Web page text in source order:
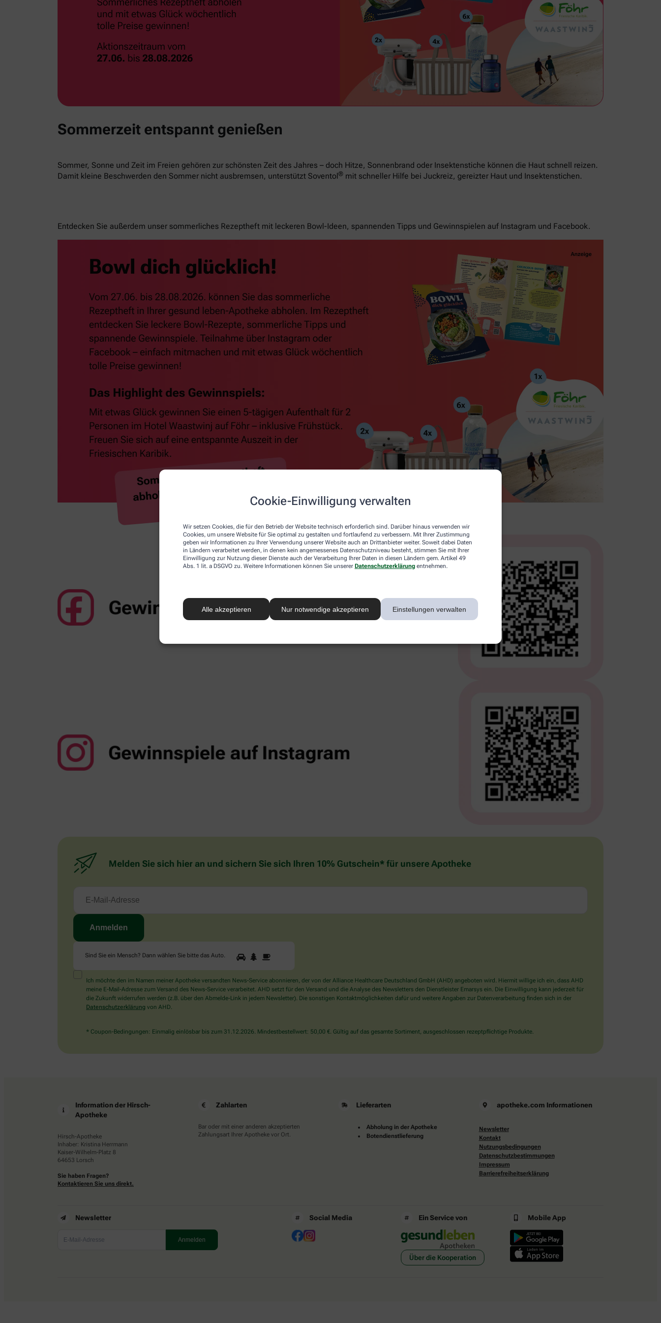
Cookie-Einwilligung verwalten
Wir setzen Cookies, die für den Betrieb der Website technisch erforderlich sind. Darüber hinaus verwenden wir
Cookies, um unsere Website für Sie optimal zu gestalten und fortlaufend zu verbessern. Mit Ihrer Zustimmung
geben wir Informationen zu Ihrer Verwendung unserer Website auch an Drittanbieter weiter. Soweit dabei Daten
in Ländern verarbeitet werden, in denen kein angemessenes Datenschutzniveau besteht, stimmen Sie mit Ihrer
Einwilligung zur Nutzung dieser Dienste auch der Verarbeitung Ihrer Daten in diesen Ländern gem. Artikel 49
Abs. 1 lit. a DSGVO zu. Weitere Informationen können Sie unserer Datenschutzerklärung entnehmen.
Alle akzeptieren Nur notwendige akzeptieren Einstellungen verwalten
Sommerzeit entspannt genießen
Sommer, Sonne und Zeit im Freien gehören zur schönsten Zeit des Jahres – doch Hitze, Sonnenbrand oder Insektenstiche können die Haut schnell reizen.
Damit kleine Beschwerden den Sommer nicht ausbremsen, unterstützt Soventol® mit schneller Hilfe bei Juckreiz, gereizter Haut und Insektenstichen.
Entdecken Sie außerdem unser sommerliches Rezeptheft mit leckeren Bowl-Ideen, spannenden Tipps und Gewinnspielen auf Instagram und Facebook.
Melden Sie sich hier an und sichern Sie sich Ihren 10% Gutschein* für unsere Apotheke
Sind Sie ein Mensch? Dann wählen Sie bitte das Auto.
Sind
Sie
Mensch?
Dann
wählen
Auto.
1 2
Ich möchte den im Namen meiner Apotheke versandten News-Service abonnieren, der von der Alliance Healthcare Deutschland GmbH (AHD) angeboten wird. Hiermit willige ich ein, dass AHD
meine E-Mail-Adresse zum Versand des News-Service verarbeitet. AHD setzt für den Versand und die Analyse des Newsletters den Dienstleister Emarsys ein. Die Einwilligung kann jederzeit für
die Zukunft widerrufen werden (z.B. über den Abmelde-Link in jedem Newsletter). Die sonstigen Kontaktmöglichkeiten dafür und weitere Angaben zur Datenverarbeitung finden sich in der
Datenschutzerklärung von AHD.
* Coupon-Bedingungen: Einmalig einlösbar bis zum 31.12.2026. Mindestbestellwert: 50,00 €. Gültig auf das gesamte Sortiment, ausgeschlossen rezeptpflichtige Produkte.
Information der Hirsch-
Apotheke
Hirsch-Apotheke
Inhaber: Kristina Herrmann
Kaiser-Wilhelm-Platz 8
64653 Lorsch
Sie haben Fragen?
Kontaktieren Sie uns direkt.
Zahlarten
Bar oder mit einer anderen akzeptierten
Zahlungsart Ihrer Apotheke vor Ort.
Lieferarten
Abholung in der Apotheke
Botendienstlieferung
apotheke.com Informationen
Newsletter
Kontakt
Nutzungsbedingungen
Datenschutzbestimmungen
Impressum
Barrierefreiheitserklärung
Newsletter Social Media Ein Service von
Über die Kooperation
Mobile App